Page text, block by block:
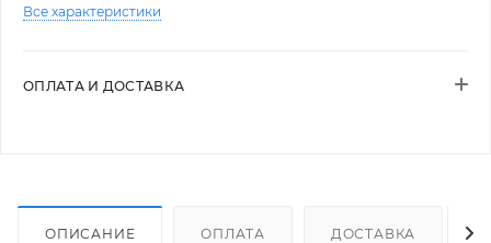
Все характеристики
ОПЛАТА И ДОСТАВКА
ОПИСАНИЕ ОПЛАТА ДОСТАВКА